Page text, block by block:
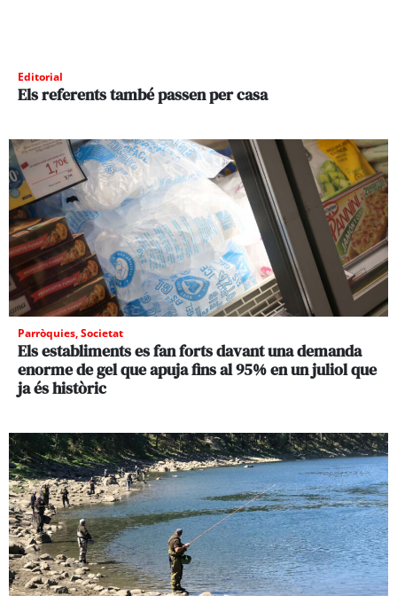
Editorial
Els referents també passen per casa
Parròquies,Societat
Els establiments es fan forts davant una demanda
enorme de gel que apuja fins al 95% en un juliol que
ja és històric